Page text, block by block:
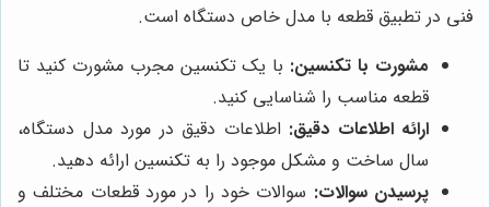
فنی در تطبیق قطعه با مدل خاص دستگاه است.
مشورت با تکنسین: با یک تکنسین مجرب مشورت کنید تا
قطعه مناسب را شناسایی کنید.
ارائه اطلاعات دقیق: اطلاعات دقیق در مورد مدل دستگاه،
سال ساخت و مشکل موجود را به تکنسین ارائه دهید.
پرسیدن سوالات: سوالات خود را در مورد قطعات مختلف و